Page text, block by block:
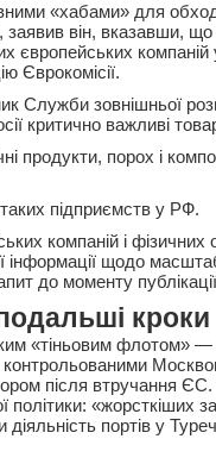
«хабами» для
він, вказавши, що
європейських
Єврокомісії.
Служби зовнішньої
критично важливі
продукти, порох і
підприємств у РФ.
компаній і фізичних
інформації щодо
до моменту
кроки
«тіньовим флотом»
після втручання ЄС.
політики: «жорсткіших
портів у